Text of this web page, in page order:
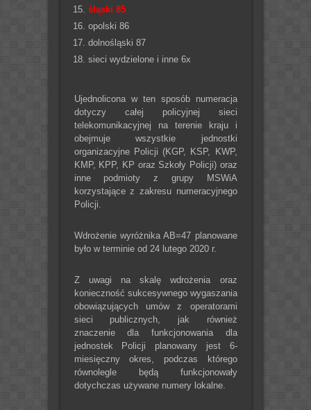
śląski 85
opolski 86
dolnośląski 87
sieci wydzielone i inne 6x
Ujednolicona w ten sposób numeracja
dotyczy całej policyjnej sieci
telekomunikacyjnej na terenie kraju i
obejmuje wszystkie jednostki
organizacyjne Policji (KGP, KSP, KWP,
KMP, KPP, KP oraz Szkoły Policji) oraz
inne podmioty z grupy MSWiA
korzystające z zakresu numeracyjnego
Policji.
Wdrożenie wyróżnika AB=47 planowane
było w terminie od 24 lutego 2020 r.
Z uwagi na skalę wdrożenia oraz
konieczność sukcesywnego wygaszania
obowiązujących umów z operatorami
sieci publicznych, jak również
znaczenie dla funkcjonowania dla
jednostek Policji planowany jest 6-
miesięczny okres, podczas którego
równolegle będą funkcjonowały
dotychczas używane numery lokalne.